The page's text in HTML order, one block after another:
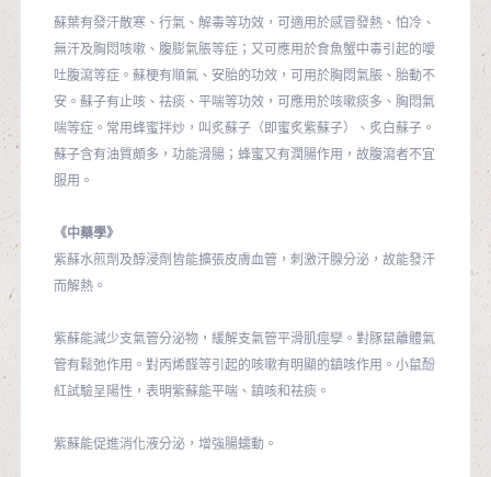
蘇葉有發汗散寒、行氣、解毒等功效，可適用於感冒發熱、怕冷、
無汗及胸悶咳嗽、腹膨氣脹等症；又可應用於食魚蟹中毒引起的噯
吐腹瀉等症。蘇梗有順氣、安胎的功效，可用於胸悶氣脹、胎動不
安。蘇子有止咳、祛痰、平喘等功效，可應用於咳嗽痰多、胸悶氣
喘等症。常用蜂蜜拌炒，叫炙蘇子（即蜜炙紫蘇子）、炙白蘇子。
蘇子含有油質頗多，功能滑腸；蜂蜜又有潤腸作用，故腹瀉者不宜
服用。
《中藥學》
紫蘇水煎劑及醇浸劑皆能擴張皮膚血管，刺激汗腺分泌，故能發汗
而解熱。
紫蘇能減少支氣管分泌物，緩解支氣管平滑肌痙孿。對豚鼠離體氣
管有鬆弛作用。對丙烯醛等引起的咳嗽有明顯的鎮咳作用。小鼠酚
紅試驗呈陽性，表明紫蘇能平喘、鎮咳和祛痰。
紫蘇能促進消化液分泌，增強腸蠕動。